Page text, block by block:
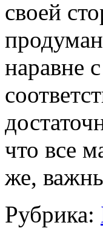
своей
наравне
что все
же,
Рубрика: